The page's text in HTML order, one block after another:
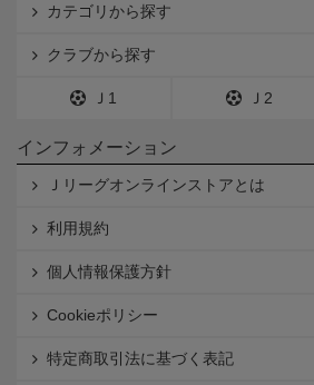
カテゴリから探す
クラブから探す
Ｊ1 Ｊ2
インフォメーション
Ｊリーグオンラインストアとは
利用規約
個人情報保護方針
Cookieポリシー
特定商取引法に基づく表記